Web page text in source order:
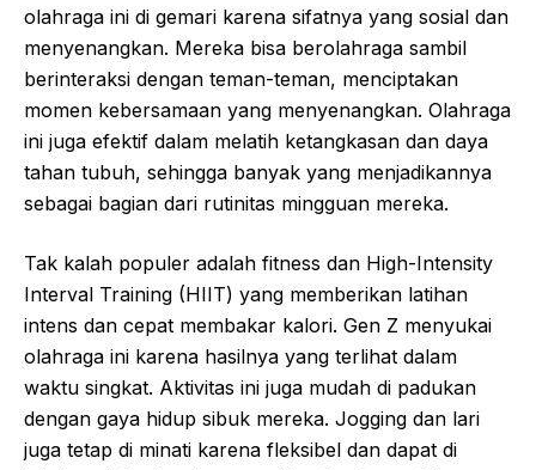
olahraga ini di gemari karena sifatnya yang sosial dan
menyenangkan. Mereka bisa berolahraga sambil
berinteraksi dengan teman-teman, menciptakan
momen kebersamaan yang menyenangkan. Olahraga
ini juga efektif dalam melatih ketangkasan dan daya
tahan tubuh, sehingga banyak yang menjadikannya
sebagai bagian dari rutinitas mingguan mereka.
Tak kalah populer adalah fitness dan High-Intensity
Interval Training (HIIT) yang memberikan latihan
intens dan cepat membakar kalori. Gen Z menyukai
olahraga ini karena hasilnya yang terlihat dalam
waktu singkat. Aktivitas ini juga mudah di padukan
dengan gaya hidup sibuk mereka. Jogging dan lari
juga tetap di minati karena fleksibel dan dapat di